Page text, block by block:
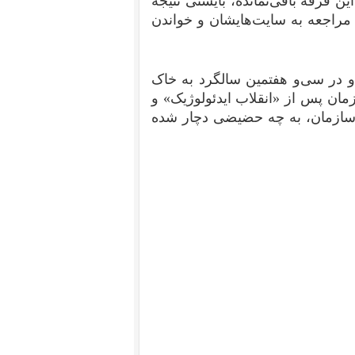
مراجعه به سایت‌هایشان و خواندن
و در سی‌و هفتمین سالگرد به خاک
پس از «انقلاب‌ ایدئولوژیک» و
سازمان، به چه حضیضی دچار شده